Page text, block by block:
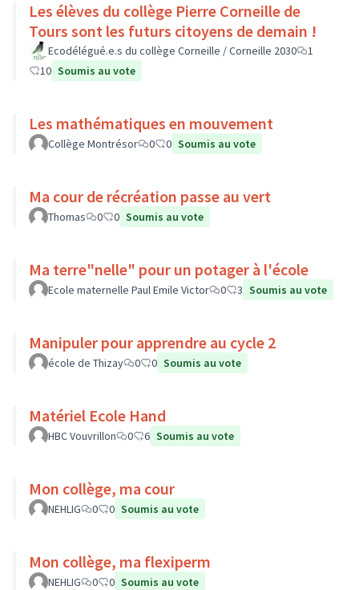
Les élèves du collège Pierre Corneille de
Tours sont les futurs citoyens de demain !
Ecodélégué.e.s du collège Corneille / Corneille 2030
1
10 Soumis au vote
Les mathématiques en mouvement
Collège Montrésor 0 0 Soumis au vote
Ma cour de récréation passe au vert
Thomas 0 0 Soumis au vote
Ma terre"nelle" pour un potager à l'école
Ecole maternelle Paul Emile Victor 0 3 Soumis au vote
Manipuler pour apprendre au cycle 2
école de Thizay 0 0 Soumis au vote
Matériel Ecole Hand
HBC Vouvrillon 0 6 Soumis au vote
Mon collège, ma cour
NEHLIG 0 0 Soumis au vote
Mon collège, ma flexiperm
NEHLIG 0 0 Soumis au vote